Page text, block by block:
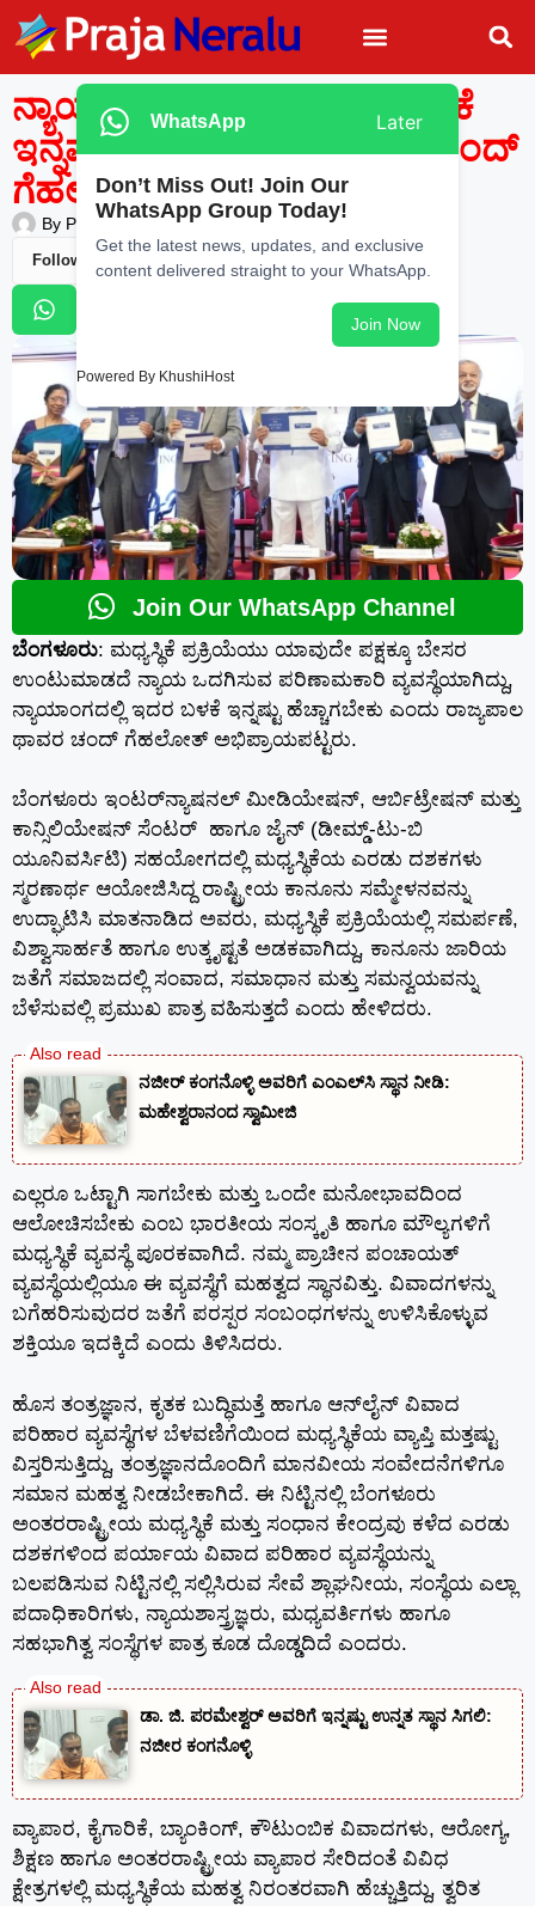
ನ್ಯಾಯಾಂಗದಲ್ಲಿ ಮಧ್ಯಸ್ಥಿಕೆಯ ಬಳಕೆ
ಇನ್ನಷ್ಟು ಹೆಚ್ಚಾಗಬೇಕಿದೆ: ಥಾವರ ಚಂದ್
ಗೆಹಲೋತ್
By Praja Neralu — June 28, 2026 - 12:09 AM
Follow Us
Join Our WhatsApp Channel
ಬೆಂಗಳೂರು: ಮಧ್ಯಸ್ಥಿಕೆ ಪ್ರಕ್ರಿಯೆಯು ಯಾವುದೇ ಪಕ್ಷಕ್ಕೂ ಬೇಸರ
ಉಂಟುಮಾಡದೆ ನ್ಯಾಯ ಒದಗಿಸುವ ಪರಿಣಾಮಕಾರಿ ವ್ಯವಸ್ಥೆಯಾಗಿದ್ದು,
ನ್ಯಾಯಾಂಗದಲ್ಲಿ ಇದರ ಬಳಕೆ ಇನ್ನಷ್ಟು ಹೆಚ್ಚಾಗಬೇಕು ಎಂದು ರಾಜ್ಯಪಾಲ
ಥಾವರ ಚಂದ್ ಗೆಹಲೋತ್ ಅಭಿಪ್ರಾಯಪಟ್ಟರು.
ಬೆಂಗಳೂರು ಇಂಟರ್‌ನ್ಯಾಷನಲ್ ಮೀಡಿಯೇಷನ್, ಆರ್ಬಿಟ್ರೇಷನ್ ಮತ್ತು
ಕಾನ್ಸಿಲಿಯೇಷನ್ ಸೆಂಟರ್ ಹಾಗೂ ಜೈನ್ (ಡೀಮ್ಡ್-ಟು-ಬಿ
ಯೂನಿವರ್ಸಿಟಿ) ಸಹಯೋಗದಲ್ಲಿ ಮಧ್ಯಸ್ಥಿಕೆಯ ಎರಡು ದಶಕಗಳು
ಸ್ಮರಣಾರ್ಥ ಆಯೋಜಿಸಿದ್ದ ರಾಷ್ಟ್ರೀಯ ಕಾನೂನು ಸಮ್ಮೇಳನವನ್ನು
ಉದ್ಘಾಟಿಸಿ ಮಾತನಾಡಿದ ಅವರು, ಮಧ್ಯಸ್ಥಿಕೆ ಪ್ರಕ್ರಿಯೆಯಲ್ಲಿ ಸಮರ್ಪಣೆ,
ವಿಶ್ವಾಸಾರ್ಹತೆ ಹಾಗೂ ಉತ್ಕೃಷ್ಟತೆ ಅಡಕವಾಗಿದ್ದು, ಕಾನೂನು ಜಾರಿಯ
ಜತೆಗೆ ಸಮಾಜದಲ್ಲಿ ಸಂವಾದ, ಸಮಾಧಾನ ಮತ್ತು ಸಮನ್ವಯವನ್ನು
ಬೆಳೆಸುವಲ್ಲಿ ಪ್ರಮುಖ ಪಾತ್ರ ವಹಿಸುತ್ತದೆ ಎಂದು ಹೇಳಿದರು.
ನಜೀರ್ ಕಂಗನೊಳ್ಳಿ ಅವರಿಗೆ ಎಂಎಲ್‌ಸಿ ಸ್ಥಾನ ನೀಡಿ:
ಮಹೇಶ್ವರಾನಂದ ಸ್ವಾಮೀಜಿ
ಎಲ್ಲರೂ ಒಟ್ಟಾಗಿ ಸಾಗಬೇಕು ಮತ್ತು ಒಂದೇ ಮನೋಭಾವದಿಂದ
ಆಲೋಚಿಸಬೇಕು ಎಂಬ ಭಾರತೀಯ ಸಂಸ್ಕೃತಿ ಹಾಗೂ ಮೌಲ್ಯಗಳಿಗೆ
ಮಧ್ಯಸ್ಥಿಕೆ ವ್ಯವಸ್ಥೆ ಪೂರಕವಾಗಿದೆ. ನಮ್ಮ ಪ್ರಾಚೀನ ಪಂಚಾಯತ್
ವ್ಯವಸ್ಥೆಯಲ್ಲಿಯೂ ಈ ವ್ಯವಸ್ಥೆಗೆ ಮಹತ್ವದ ಸ್ಥಾನವಿತ್ತು. ವಿವಾದಗಳನ್ನು
ಬಗೆಹರಿಸುವುದರ ಜತೆಗೆ ಪರಸ್ಪರ ಸಂಬಂಧಗಳನ್ನು ಉಳಿಸಿಕೊಳ್ಳುವ
ಶಕ್ತಿಯೂ ಇದಕ್ಕಿದೆ ಎಂದು ತಿಳಿಸಿದರು.
ಹೊಸ ತಂತ್ರಜ್ಞಾನ, ಕೃತಕ ಬುದ್ಧಿಮತ್ತೆ ಹಾಗೂ ಆನ್‌ಲೈನ್ ವಿವಾದ
ಪರಿಹಾರ ವ್ಯವಸ್ಥೆಗಳ ಬೆಳವಣಿಗೆಯಿಂದ ಮಧ್ಯಸ್ಥಿಕೆಯ ವ್ಯಾಪ್ತಿ ಮತ್ತಷ್ಟು
ವಿಸ್ತರಿಸುತ್ತಿದ್ದು, ತಂತ್ರಜ್ಞಾನದೊಂದಿಗೆ ಮಾನವೀಯ ಸಂವೇದನೆಗಳಿಗೂ
ಸಮಾನ ಮಹತ್ವ ನೀಡಬೇಕಾಗಿದೆ. ಈ ನಿಟ್ಟಿನಲ್ಲಿ ಬೆಂಗಳೂರು
ಅಂತರರಾಷ್ಟ್ರೀಯ ಮಧ್ಯಸ್ಥಿಕೆ ಮತ್ತು ಸಂಧಾನ ಕೇಂದ್ರವು ಕಳೆದ ಎರಡು
ದಶಕಗಳಿಂದ ಪರ್ಯಾಯ ವಿವಾದ ಪರಿಹಾರ ವ್ಯವಸ್ಥೆಯನ್ನು
ಬಲಪಡಿಸುವ ನಿಟ್ಟಿನಲ್ಲಿ ಸಲ್ಲಿಸಿರುವ ಸೇವೆ ಶ್ಲಾಘನೀಯ, ಸಂಸ್ಥೆಯ ಎಲ್ಲಾ
ಪದಾಧಿಕಾರಿಗಳು, ನ್ಯಾಯಶಾಸ್ತ್ರಜ್ಞರು, ಮಧ್ಯವರ್ತಿಗಳು ಹಾಗೂ
ಸಹಭಾಗಿತ್ವ ಸಂಸ್ಥೆಗಳ ಪಾತ್ರ ಕೂಡ ದೊಡ್ಡದಿದೆ ಎಂದರು.
ಡಾ. ಜಿ. ಪರಮೇಶ್ವರ್ ಅವರಿಗೆ ಇನ್ನಷ್ಟು ಉನ್ನತ ಸ್ಥಾನ ಸಿಗಲಿ:
ನಜೀರ ಕಂಗನೊಳ್ಳಿ
ವ್ಯಾಪಾರ, ಕೈಗಾರಿಕೆ, ಬ್ಯಾಂಕಿಂಗ್, ಕೌಟುಂಬಿಕ ವಿವಾದಗಳು, ಆರೋಗ್ಯ,
ಶಿಕ್ಷಣ ಹಾಗೂ ಅಂತರರಾಷ್ಟ್ರೀಯ ವ್ಯಾಪಾರ ಸೇರಿದಂತೆ ವಿವಿಧ
ಕ್ಷೇತ್ರಗಳಲ್ಲಿ ಮಧ್ಯಸ್ಥಿಕೆಯ ಮಹತ್ವ ನಿರಂತರವಾಗಿ ಹೆಚ್ಚುತ್ತಿದ್ದು, ತ್ವರಿತ
WhatsApp Later
Don’t Miss Out! Join Our
WhatsApp Group Today!
Get the latest news, updates, and exclusive
content delivered straight to your WhatsApp.
Join Now
Powered By KhushiHost